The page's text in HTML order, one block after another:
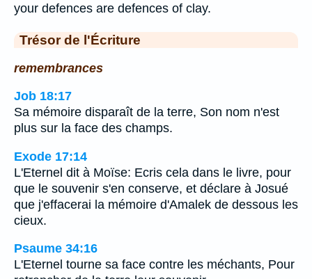
your defences are defences of clay.
Trésor de l'Écriture
remembrances
Job 18:17
Sa mémoire disparaît de la terre, Son nom n'est
plus sur la face des champs.
Exode 17:14
L'Eternel dit à Moïse: Ecris cela dans le livre, pour
que le souvenir s'en conserve, et déclare à Josué
que j'effacerai la mémoire d'Amalek de dessous les
cieux.
Psaume 34:16
L'Eternel tourne sa face contre les méchants, Pour